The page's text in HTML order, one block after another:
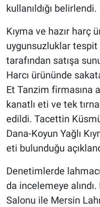
kullanıldığı belirlendi.
Kıyma ve hazır harç
uygunsuzluklar
tarafından satışa
Harcı ürününde
Et Tanzim firmasına
kanatlı eti ve tek
edildi. Tacettin
Dana-Koyun Yağlı
eti bulunduğu
Denetimlerde
da incelemeye
Salonu ile Mersin